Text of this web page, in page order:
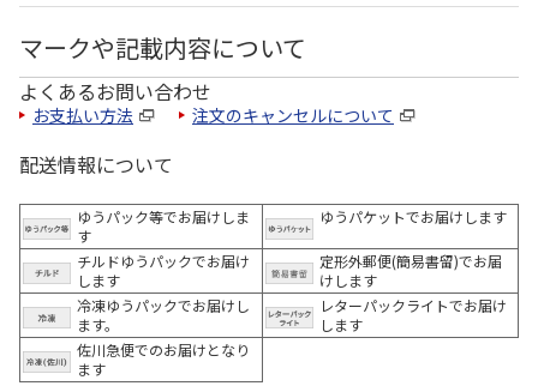
マークや記載内容について
よくあるお問い合わせ
お支払い方法 注文のキャンセルについて
配送情報について
ゆうパック等でお届けしま
す
ゆうパケットでお届けします
チルドゆうパックでお届け
します
定形外郵便(簡易書留)でお届
けします
冷凍ゆうパックでお届けし
ます。
レターパックライトでお届け
します
佐川急便でのお届けとなり
ます